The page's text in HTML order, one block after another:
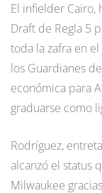
El infielder Cairo,
Draft de Regla 5
toda la zafra en
los Guardianes
económica para
graduarse como
Rodríguez,
alcanzó el status
Milwaukee